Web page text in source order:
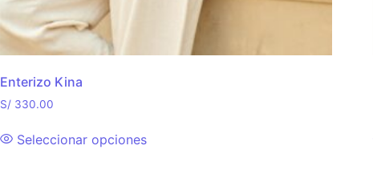
Enterizo Kina
S/ 330.00
Seleccionar opciones